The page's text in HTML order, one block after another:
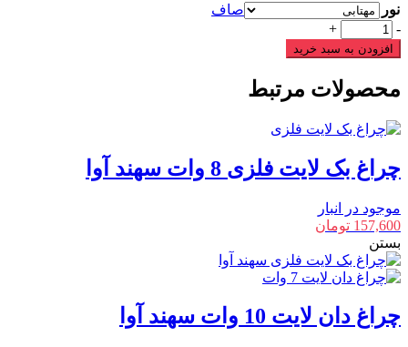
نور
صاف
چراغ
دان
لایت
وات
آوا
-
+
افزودن به سبد خرید
محصولات مرتبط
چراغ بک لایت فلزی 8 وات سهند آوا
موجود در انبار
157,600 تومان
بستن
چراغ دان لایت 10 وات سهند آوا